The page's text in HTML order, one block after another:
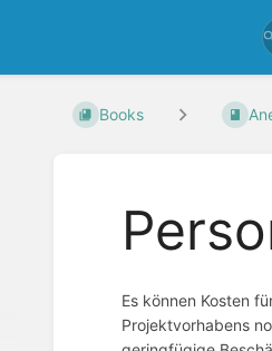
Books
Es können Kosten
Projektvorhabens